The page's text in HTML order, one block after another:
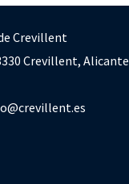
Crevillent
Crevillent, Alicante